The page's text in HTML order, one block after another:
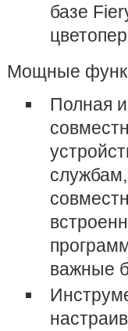
базе
Мощные
Полная
важные